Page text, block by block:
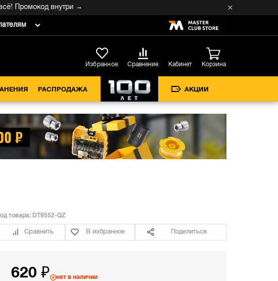
внутри →
Избранное Сравнение Кабинет Корзина
РАСПРОДАЖА АКЦИИ
товара: DT9552-QZ
Сравнить В избранное Поделиться
620 ₽ нет в наличии